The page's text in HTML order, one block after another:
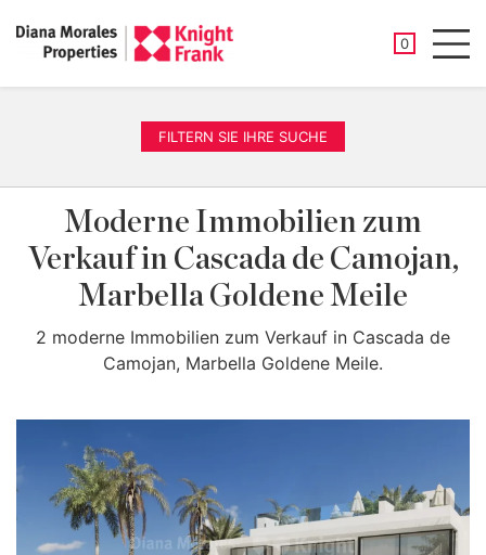
0
FILTERN SIE IHRE SUCHE
Moderne Immobilien zum
Verkauf in Cascada de Camojan,
Marbella Goldene Meile
2 moderne Immobilien zum Verkauf in Cascada de
Camojan, Marbella Goldene Meile.